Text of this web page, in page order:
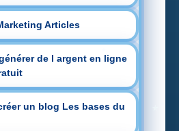
Articles
de l argent en ligne
un blog Les bases du